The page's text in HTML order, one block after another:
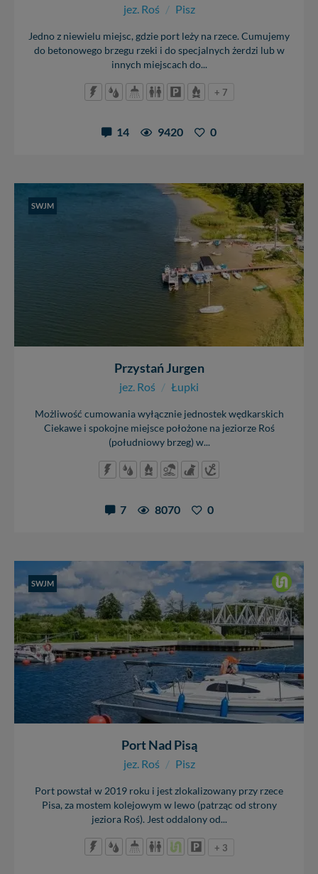
jez. Roś / Pisz
Jedno z niewielu miejsc, gdzie port leży na rzece. Cumujemy
do betonowego brzegu rzeki i do specjalnych żerdzi lub w
innych miejscach do...
+ 7
14 9420 0
SWJM
Przystań Jurgen
jez. Roś / Łupki
Możliwość cumowania wyłącznie jednostek wędkarskich
Ciekawe i spokojne miejsce położone na jeziorze Roś
(południowy brzeg) w...
7 8070 0
SWJM
Port Nad Pisą
jez. Roś / Pisz
Port powstał w 2019 roku i jest zlokalizowany przy rzece
Pisa, za mostem kolejowym w lewo (patrząc od strony
jeziora Roś). Jest oddalony od...
+ 3